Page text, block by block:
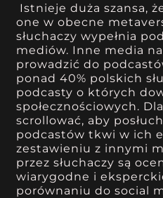
Istnieje duża szansa,
one w obecne
słuchaczy wypełnia
mediów. Inne media
prowadzić do
ponad 40% polskich
podcasty o których
społecznościowych.
scrollować, aby
podcastów tkwi w ich
zestawieniu z innymi
przez słuchaczy są
wiarygodne i
porównaniu do social